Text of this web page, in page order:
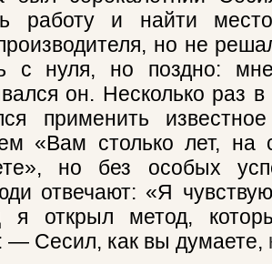
работу и найти место
но не
с нуля, но поздно:
он. Несколько раз
применить
«Вам столько лет, на
но без особых
отвечают: «Я
я открыл метод,
— Сесил, как вы думаете,